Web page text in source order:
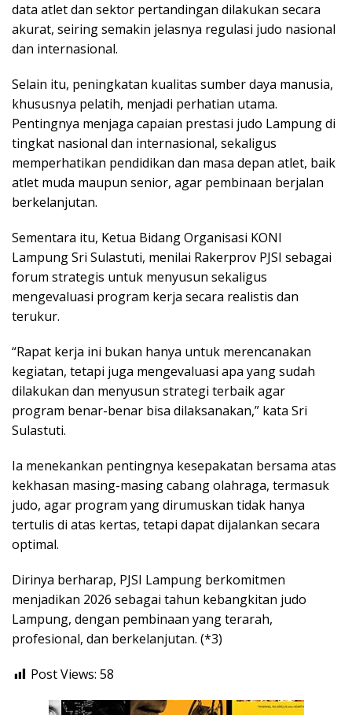
data atlet dan sektor pertandingan dilakukan secara
akurat, seiring semakin jelasnya regulasi judo nasional
dan internasional.
Selain itu, peningkatan kualitas sumber daya manusia,
khususnya pelatih, menjadi perhatian utama.
Pentingnya menjaga capaian prestasi judo Lampung di
tingkat nasional dan internasional, sekaligus
memperhatikan pendidikan dan masa depan atlet, baik
atlet muda maupun senior, agar pembinaan berjalan
berkelanjutan.
Sementara itu, Ketua Bidang Organisasi KONI
Lampung Sri Sulastuti, menilai Rakerprov PJSI sebagai
forum strategis untuk menyusun sekaligus
mengevaluasi program kerja secara realistis dan
terukur.
“Rapat kerja ini bukan hanya untuk merencanakan
kegiatan, tetapi juga mengevaluasi apa yang sudah
dilakukan dan menyusun strategi terbaik agar
program benar-benar bisa dilaksanakan,” kata Sri
Sulastuti.
Ia menekankan pentingnya kesepakatan bersama atas
kekhasan masing-masing cabang olahraga, termasuk
judo, agar program yang dirumuskan tidak hanya
tertulis di atas kertas, tetapi dapat dijalankan secara
optimal.
Dirinya berharap, PJSI Lampung berkomitmen
menjadikan 2026 sebagai tahun kebangkitan judo
Lampung, dengan pembinaan yang terarah,
profesional, dan berkelanjutan. (*3)
Post Views: 58